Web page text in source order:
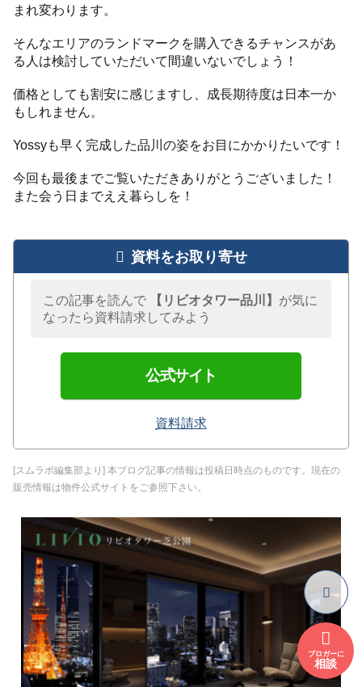
まれ変わります。
そんなエリアのランドマークを購入できるチャンスがあ
る人は検討していただいて間違いないでしょう！
価格としても割安に感じますし、成長期待度は日本一か
もしれません。
Yossyも早く完成した品川の姿をお目にかかりたいです！
今回も最後までご覧いただきありがとうございました！
また会う日までええ暮らしを！
資料をお取り寄せ
この記事を読んで 【リビオタワー品川】 が気に
なったら資料請求してみよう
公式サイト
資料請求
[スムラボ編集部より] 本ブログ記事の情報は投稿日時点のものです。現在の
販売情報は物件公式サイトをご参照下さい。
ブロガーに
相談